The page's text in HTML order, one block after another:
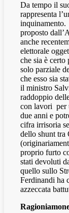
Da tempo il
rappresenta
inquinamento.
proposto
anche
elettorale
che sia è certo
solo parziale
che esso sia
il ministro
raddoppio
con lavori per
due anni e
cifra irrisoria
dello shunt tra
proprio furto
stati devoluti
quello sullo
Ferdinandi ha
azzeccata